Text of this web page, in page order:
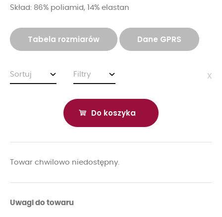
Skład: 86% poliamid, 14% elastan
Tabela rozmiarów Dane GPRS
Sortuj Filtry x
Do koszyka
Towar chwilowo niedostępny.
Uwagi do towaru